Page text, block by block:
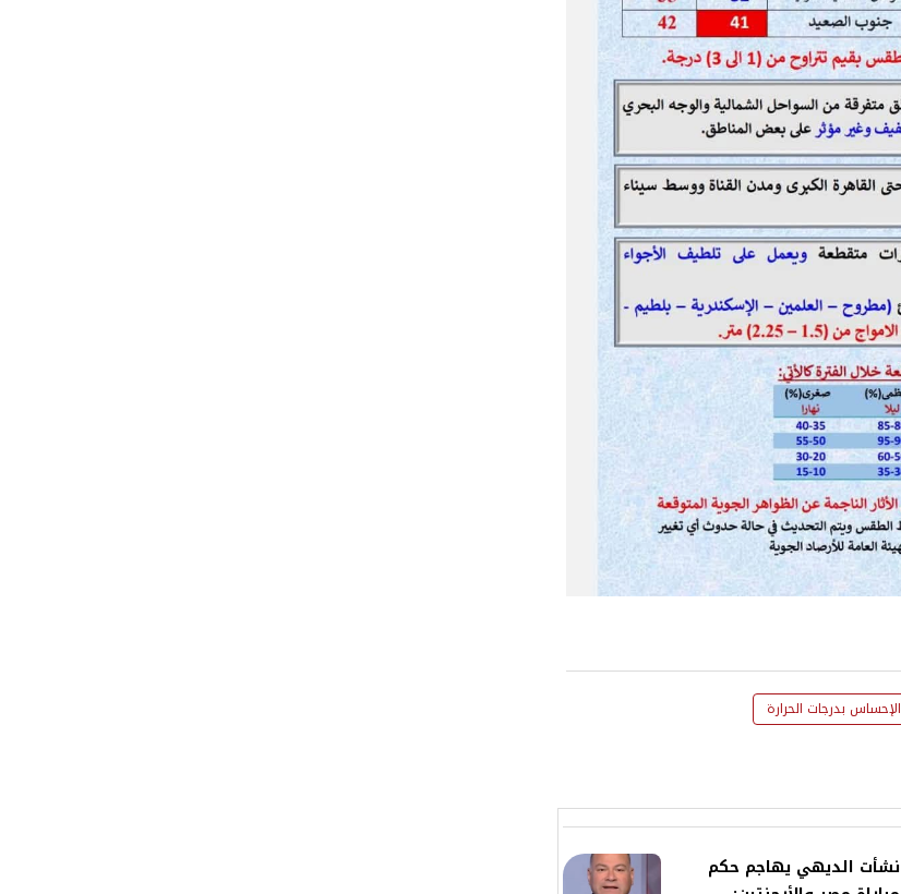
الإحساس بدرجات الحرارة
نشأت الديهي يهاجم حكم